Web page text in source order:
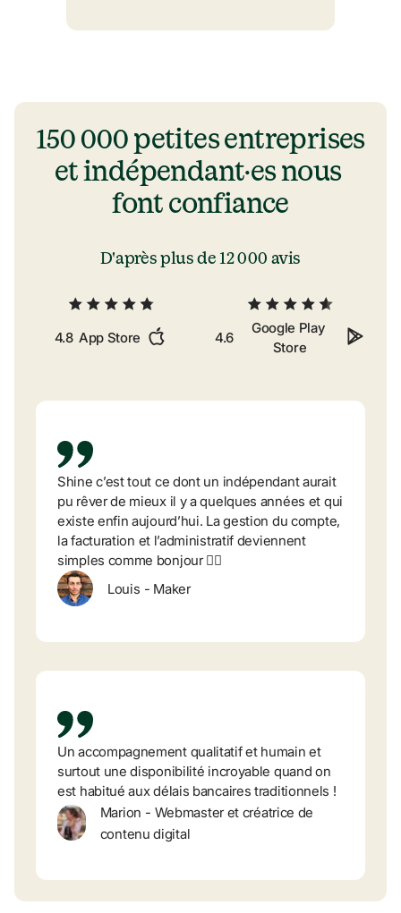
150 000 petites entreprises
et indépendant·es nous
font confiance
D'après plus de 12 000 avis
4.8 App Store 4.6
Google Play
Store
Shine c’est tout ce dont un indépendant aurait
pu rêver de mieux il y a quelques années et qui
existe enfin aujourd’hui. La gestion du compte,
la facturation et l’administratif deviennent
simples comme bonjour 👌🏼
Louis - Maker
Un accompagnement qualitatif et humain et
surtout une disponibilité incroyable quand on
est habitué aux délais bancaires traditionnels !
Marion - Webmaster et créatrice de
contenu digital